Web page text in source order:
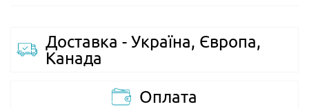
Доставка - Україна, Європа,
Канада
Оплата